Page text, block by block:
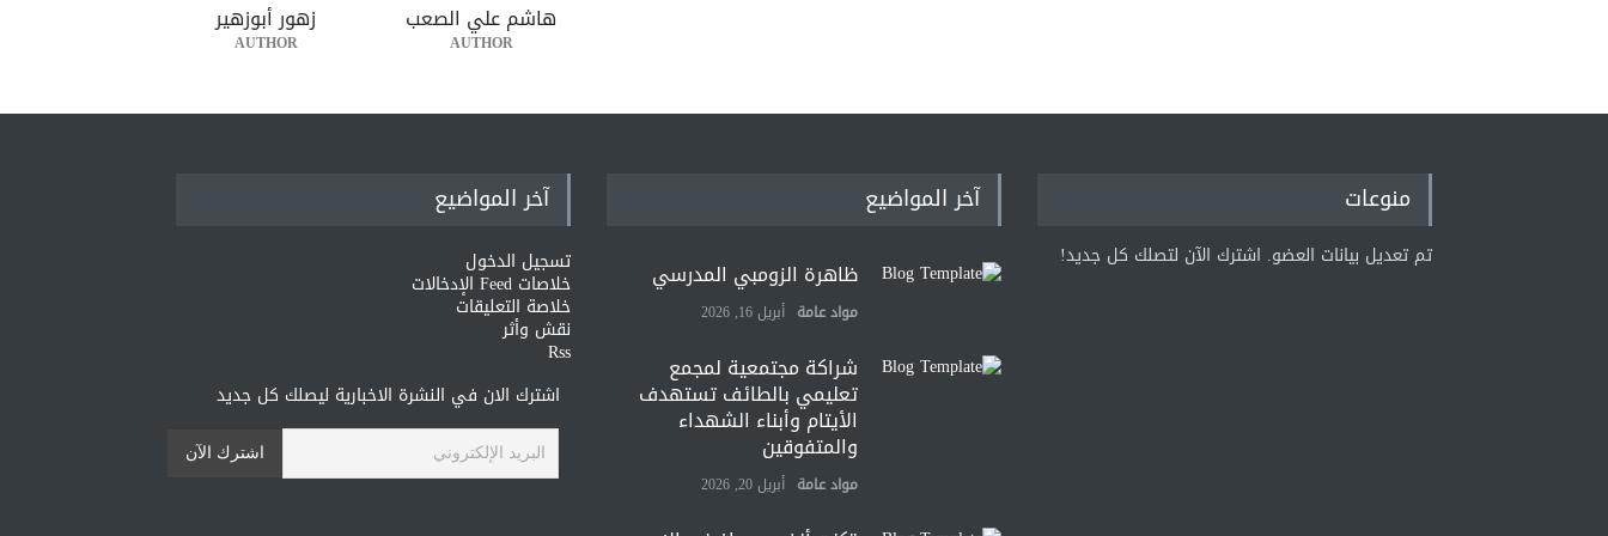
هاشم علي الصعب
AUTHOR
زهور أبوزهير
AUTHOR
منوعات
تم تعديل بيانات العضو. اشترك الآن لتصلك كل جديد!
آخر المواضيع
ظاهرة الزومبي المدرسي
مواد عامة أبريل 16, 2026
شراكة مجتمعية لمجمع
تعليمي بالطائف تستهدف
الأيتام وأبناء الشهداء
والمتفوقين
مواد عامة أبريل 20, 2026
آخر المواضيع
تسجيل الدخول
خلاصات Feed الإدخالات
خلاصة التعليقات
نقش وأثر
Rss
اشترك الان في النشرة الاخبارية ليصلك كل جديد